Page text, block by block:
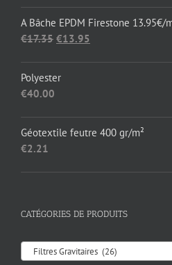
€1,652.89
A Bâche EPDM Firestone 13.95€/
€17.35 Le
était :
€13.95
Polyester
€40.00
Géotextile feutre 400 gr/m²
€2.21
CATÉGORIES DE PRODUITS
Filtres Gravitaires (26)